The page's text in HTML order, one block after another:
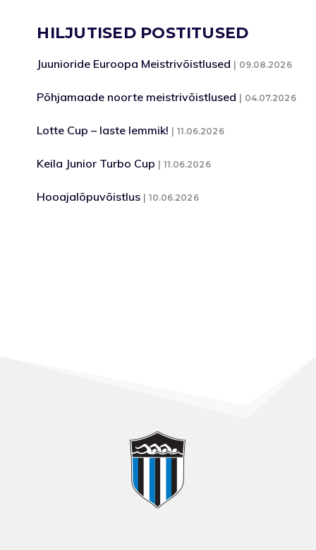
HILJUTISED POSTITUSED
Juunioride Euroopa Meistrivõistlused 09.08.2026
Põhjamaade noorte meistrivõistlused 04.07.2026
Lotte Cup – laste lemmik! 11.06.2026
Keila Junior Turbo Cup 11.06.2026
Hooajalõpuvõistlus 10.06.2026